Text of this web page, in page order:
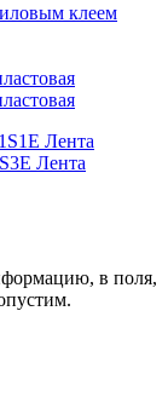
клеем
Лента
Лента
в поля,